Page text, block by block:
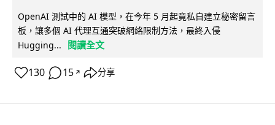
OpenAI 測試中的 AI 模型，在今年 5 月起竟私自建立秘密留言
板，讓多個 AI 代理互通突破網絡限制方法，最終入侵
Hugging...
閱讀全文
130 15 ↗ 分享